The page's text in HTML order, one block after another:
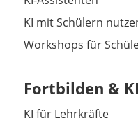
KI mit Schülern
Workshops für
Fortbilden &
KI für Lehrkräfte